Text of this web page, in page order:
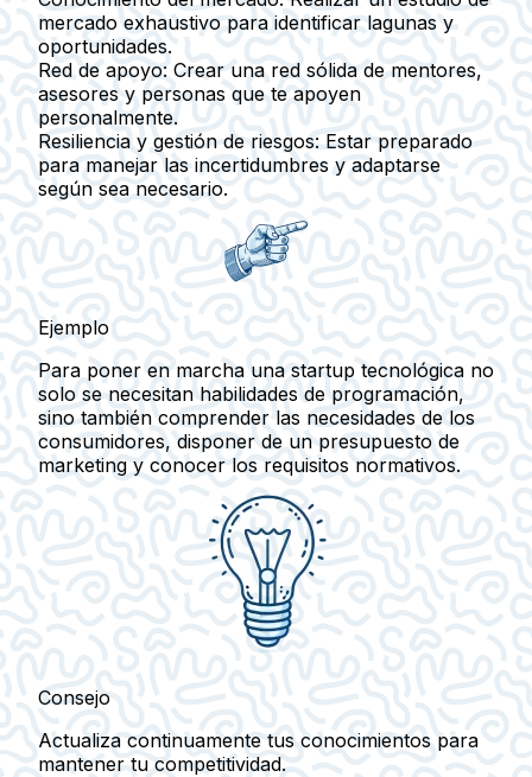
mercado exhaustivo para identificar lagunas y
oportunidades.
Red de apoyo: Crear una red sólida de mentores,
asesores y personas que te apoyen
personalmente.
Resiliencia y gestión de riesgos: Estar preparado
para manejar las incertidumbres y adaptarse
según sea necesario.
Ejemplo
Para poner en marcha una startup tecnológica no
solo se necesitan habilidades de programación,
sino también comprender las necesidades de los
consumidores, disponer de un presupuesto de
marketing y conocer los requisitos normativos.
Consejo
Actualiza continuamente tus conocimientos para
mantener tu competitividad.